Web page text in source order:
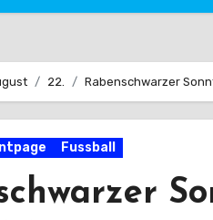
22. Rabenschwarzer
Fussball